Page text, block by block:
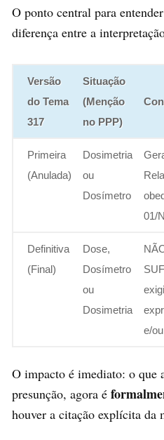
O ponto central para
diferença entre a
Versão
do Tema
317
Situação
(Menção
no PPP)
Primeira
(Anulada)
Dosimetria
ou
Dosímetro
01/
Definitiva
(Final)
Dose,
Dosímetro
ou
Dosimetria
e/
O impacto é imediato: o que
presunção, agora é
houver a citação explícita da